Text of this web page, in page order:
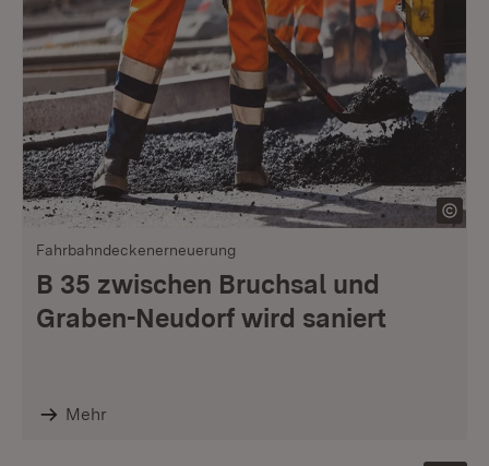
Fahrbahndeckenerneuerung
B 35 zwischen Bruchsal und
Graben-Neudorf wird saniert
Mehr